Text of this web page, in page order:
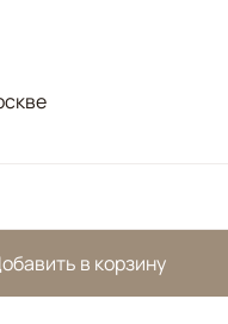
в корзину